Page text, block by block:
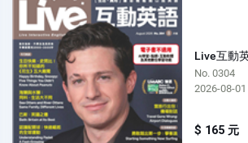
Live互動
No. 0304
2026-08-01
$ 165 元